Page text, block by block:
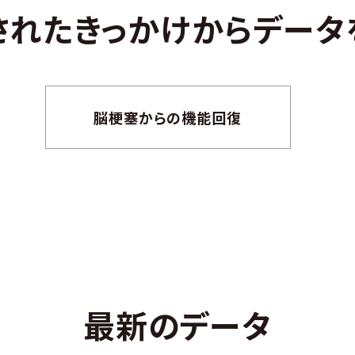
たきっかけからデー
脳梗塞からの機能回復
最新のデータ